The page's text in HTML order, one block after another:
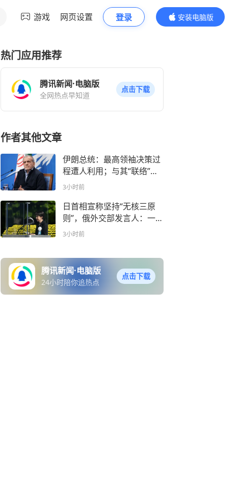
游戏 网页设置 登录
安装电脑版
内容更精彩
热门应用推荐
腾讯新闻·电脑版
全网热点早知道
点击下载
作者其他文章
伊朗总统：最高领袖决策过
程遭人利用；与其“联络”极
其困难
3小时前
日首相宣称坚持“无核三原
则”，俄外交部发言人：一点
不提美国原子弹
3小时前
腾讯新闻·电脑版
24小时陪你追热点
点击下载